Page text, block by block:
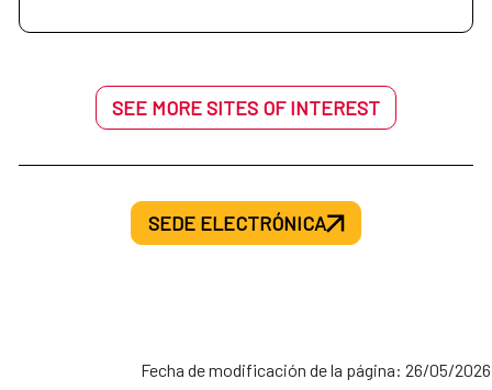
SEE MORE SITES OF INTEREST
SEDE ELECTRÓNICA
Fecha de modificación de la página: 26/05/2026